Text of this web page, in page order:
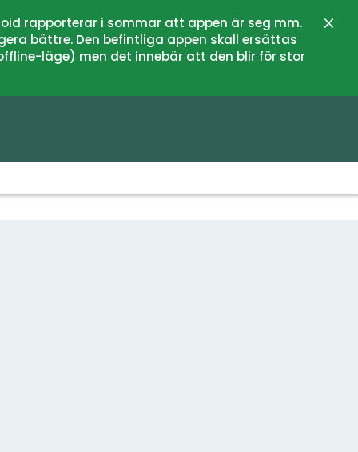
rapporterar i sommar att appen är seg mm.
bättre. Den befintliga appen skall ersättas
läge) men det innebär att den blir för stor
Sulje